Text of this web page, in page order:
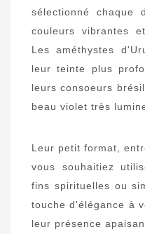
sélectionné chaque
couleurs vibrantes
Les améthystes
leur teinte plus
leurs consoeurs
beau violet très
Leur petit format,
vous souhaitiez
fins spirituelles ou
touche d'élégance à
leur présence